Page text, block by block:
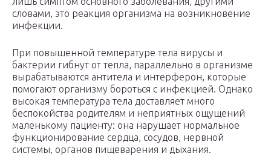
словами, это реакция организма на возникновение
инфекции.
При повышенной температуре тела вирусы и
бактерии гибнут от тепла, параллельно в организме
вырабатываются антитела и интерферон, которые
помогают организму бороться с инфекцией. Однако
высокая температура тела доставляет много
беспокойства родителям и неприятных ощущений
маленькому пациенту: она нарушает нормальное
функционирование сердца, сосудов, нервной
системы, органов пищеварения и дыхания.